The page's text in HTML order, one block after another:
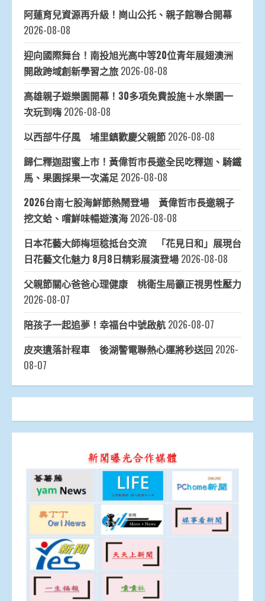
阿蓮育兒資源再升級！崗山公托、親子館聯合開幕
2026-08-08
迎向國際舞台！南投旭光高中等20位青年展翅澳洲
開啟跨域創新學習之旅 2026-08-08
高雄親子遊樂園開幕！30多項免費設施＋水樂園一
次玩到嗨 2026-08-08
以西部牛仔風 埔里鎮歡慶父親節 2026-08-08
歸仁釋迦甜蜜上市！黃偉哲市長邀全民吃釋迦、騎鐵
馬、果園採果一次滿足 2026-08-08
2026台南七股海鮮節熱鬧登場 黃偉哲市長邀親子
挖文蛤、嚐鮮味暢遊濱海 2026-08-08
日本花藝大師梅垣稔抵台交流 「花見日和」展現台
日花藝文化魅力 8月8日精彩展演登場 2026-08-08
父親節關心爸爸心理健康 桃衛生局籲正視男性壓力
2026-08-07
陪孩子一起追夢！幸福台中號啟航 2026-08-07
皮夾遺落計程車 後湖警電聯熱心運將秒送回 2026-
08-07